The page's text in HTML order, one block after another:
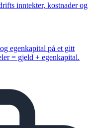
inntekter, kostnader og
egenkapital på et gitt
= gjeld + egenkapital.